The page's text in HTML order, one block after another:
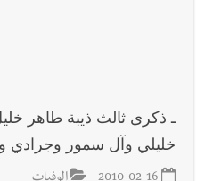
خليلي وآل سمور